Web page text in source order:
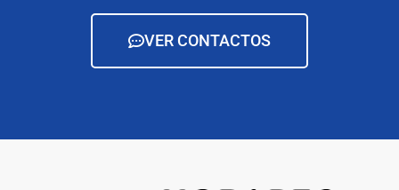
VER CONTACTOS